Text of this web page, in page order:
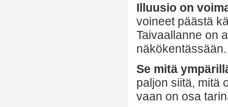
Illuusio on
voineet päästä
Taivaallanne on
näkökentässään.
Se mitä
paljon siitä, mitä
vaan on osa